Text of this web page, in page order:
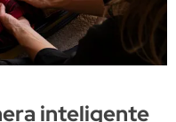
inteligente